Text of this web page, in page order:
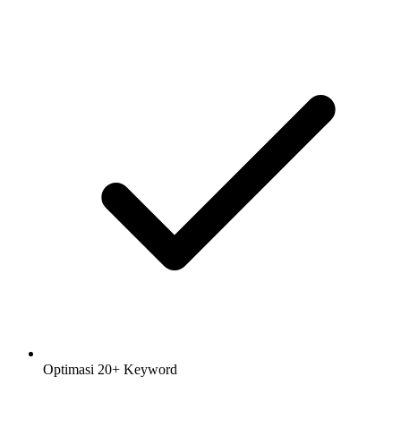
Optimasi 20+ Keyword